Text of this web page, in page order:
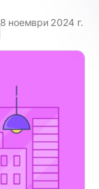
8 ноември 2024 г.